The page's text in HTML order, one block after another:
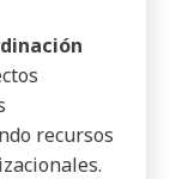
recursos